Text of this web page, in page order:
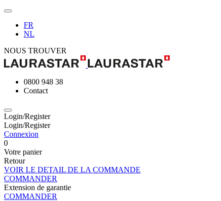
FR
NL
NOUS TROUVER
0800 948 38
Contact
Login/Register
Login/Register
Connexion
0
Votre panier
Retour
VOIR LE DETAIL DE LA COMMANDE
COMMANDER
Extension de garantie
COMMANDER